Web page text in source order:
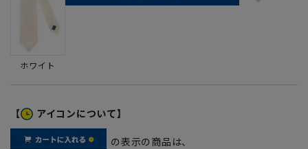
ホワイト
【 アイコンについて】
の表示の商品は、